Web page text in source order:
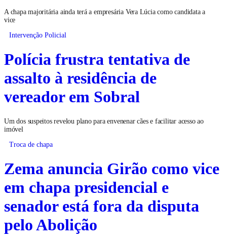
A chapa majoritária ainda terá a empresária Vera Lúcia como candidata a
vice
Intervenção Policial
Polícia frustra tentativa de
assalto à residência de
vereador em Sobral
Um dos suspeitos revelou plano para envenenar cães e facilitar acesso ao
imóvel
Troca de chapa
Zema anuncia Girão como vice
em chapa presidencial e
senador está fora da disputa
pelo Abolição